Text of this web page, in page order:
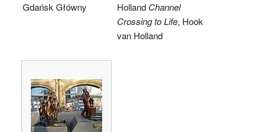
Gdańsk Główny
Holland Channel
Crossing to Life, Hook
van Holland